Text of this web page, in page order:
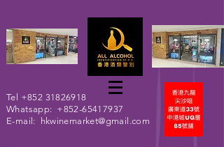
Tel +852 31826918
Whatsapp: +852-65417937
E-mail: hkwinemarket@gmail.com